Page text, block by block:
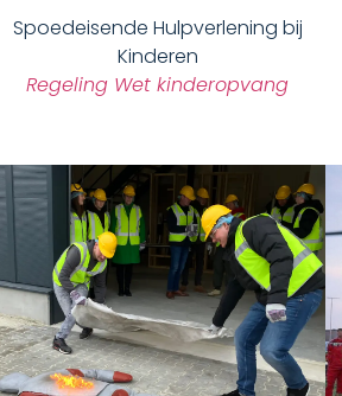
Spoedeisende Hulpverlening bij
Kinderen
Regeling Wet kinderopvang